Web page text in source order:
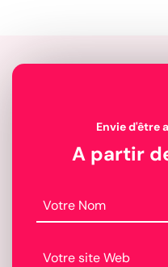
Envie d'être
A partir